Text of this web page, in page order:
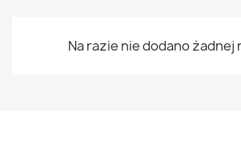
Na razie nie dodano żadnej